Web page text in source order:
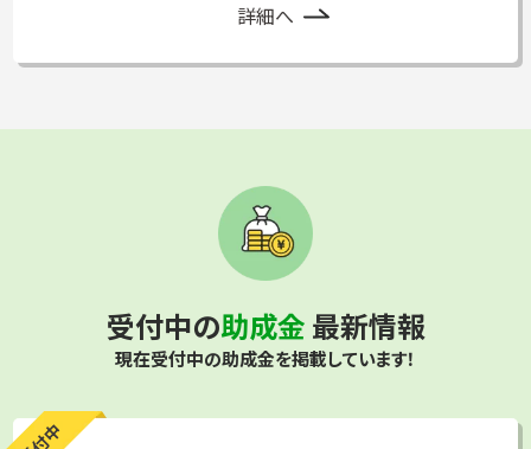
詳細へ
受付中の助成金 最新情報
現在受付中の助成金を掲載しています！